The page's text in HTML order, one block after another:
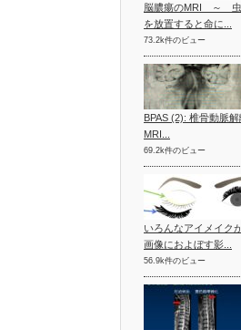
脳膿瘍のMRI ～
を放置すると命に...
73.2k件のビュー
BPAS (2): 椎骨動脈
MRI...
69.2k件のビュー
いろんなアイメイク
画像におよぼす影...
56.9k件のビュー